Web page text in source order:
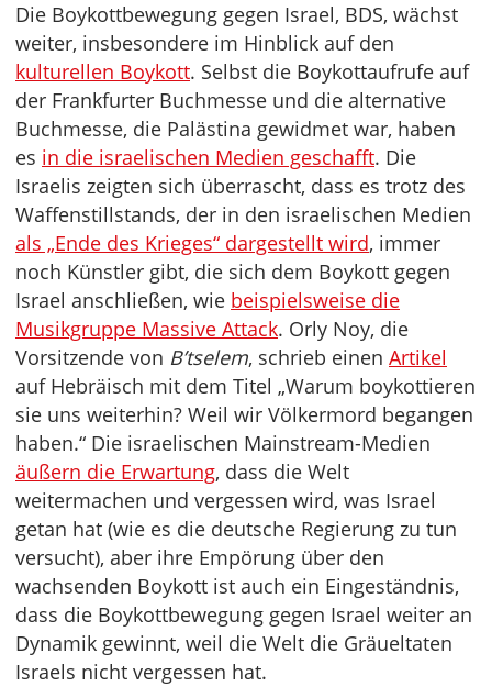
Die Boykottbewegung gegen Israel, BDS, wächst
weiter, insbesondere im Hinblick auf den
kulturellen Boykott. Selbst die Boykottaufrufe auf
der Frankfurter Buchmesse und die alternative
Buchmesse, die Palästina gewidmet war, haben
es in die israelischen Medien geschafft. Die
Israelis zeigten sich überrascht, dass es trotz des
Waffenstillstands, der in den israelischen Medien
als „Ende des Krieges“ dargestellt wird, immer
noch Künstler gibt, die sich dem Boykott gegen
Israel anschließen, wie beispielsweise die
Musikgruppe Massive Attack. Orly Noy, die
Vorsitzende von B’tselem, schrieb einen Artikel
auf Hebräisch mit dem Titel „Warum boykottieren
sie uns weiterhin? Weil wir Völkermord begangen
haben.“ Die israelischen Mainstream-Medien
äußern die Erwartung, dass die Welt
weitermachen und vergessen wird, was Israel
getan hat (wie es die deutsche Regierung zu tun
versucht), aber ihre Empörung über den
wachsenden Boykott ist auch ein Eingeständnis,
dass die Boykottbewegung gegen Israel weiter an
Dynamik gewinnt, weil die Welt die Gräueltaten
Israels nicht vergessen hat.